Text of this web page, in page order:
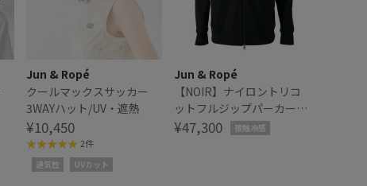
Jun & Ropé
クールマックスサッカー
3WAYハット/UV・遮熱
¥10,450
2件
通気性 UVカット
Jun & Ropé
【NOIR】ナイロントリコ
ットフルジップパーカー/
接触冷感・防シワ・ユニセ
¥47,300 接触冷感